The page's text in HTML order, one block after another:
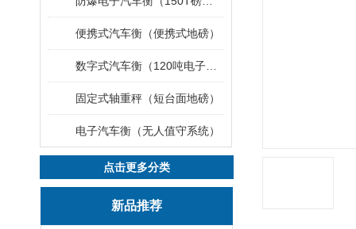
便携式汽车衡（便携式地磅）
固定式轴重秤（短台面地磅）
电子汽车衡（无人值守系统）
点击更多分类
新品推荐